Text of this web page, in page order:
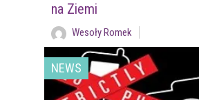
na Ziemi
Wesoły Romek
NEWS